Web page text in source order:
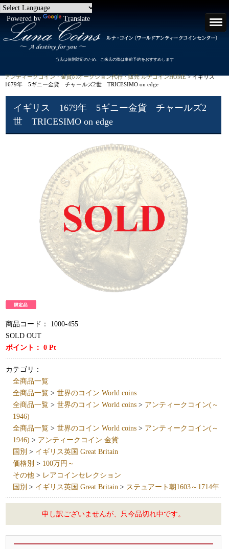
Powered by Translate
当店は個別対応のため、ご来店の際は事前予約をおすすめします
アンティークコイン・金貨のオークション代行・販売 ルナコインHOME> イギリス
1679年 5ギニー金貨 チャールズ2世 TRICESIMO on edge
イギリス 1679年 5ギニー金貨 チャールズ2
世 TRICESIMO on edge
商品コード：
1000-455
SOLD OUT
ポイント：0 Pt
カテゴリ：
全商品一覧
全商品一覧 >世界のコイン World coins
全商品一覧 >世界のコイン World coins > アンティークコイン(～
1946)
全商品一覧 >世界のコイン World coins > アンティークコイン(～
1946) > アンティークコイン 金貨
国別 > イギリス英国 Great Britain
価格別 > 100万円～
その他 > レアコインセレクション
国別 > イギリス英国 Great Britain > ステュアート朝1603～1714年
申し訳ございませんが、只今品切れ中です。